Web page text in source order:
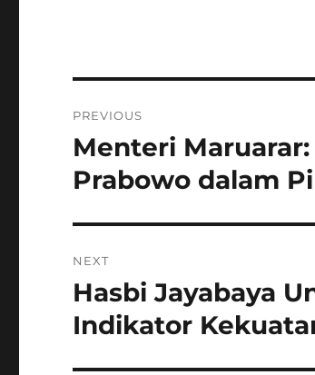
pos
PREVIOUS
Previous
post:
Menteri
Prabowo dalam
NEXT
Next
post:
Hasbi Jayabaya
Indikator